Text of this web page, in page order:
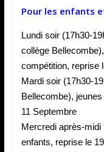
Pour les enfants
Lundi soir (17h30-
collège
compétition, reprise
Mardi soir (17h30-
Bellecombe),
11 Septembre
Mercredi après-midi
enfants, reprise le